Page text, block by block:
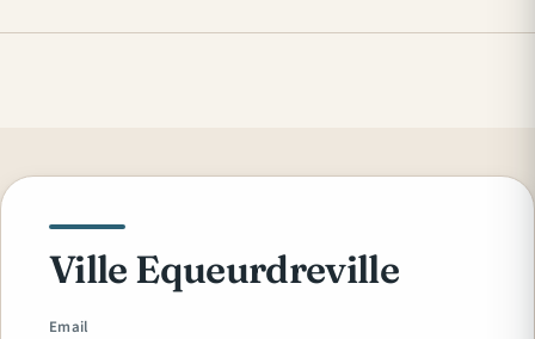
Ville Equeurdreville
Email